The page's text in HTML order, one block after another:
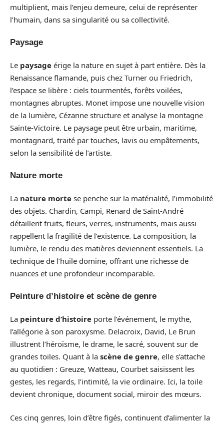
multiplient, mais l’enjeu demeure, celui de représenter
l’humain, dans sa singularité ou sa collectivité.
Paysage
Le paysage érige la nature en sujet à part entière. Dès la
Renaissance flamande, puis chez Turner ou Friedrich,
l’espace se libère : ciels tourmentés, forêts voilées,
montagnes abruptes. Monet impose une nouvelle vision
de la lumière, Cézanne structure et analyse la montagne
Sainte-Victoire. Le paysage peut être urbain, maritime,
montagnard, traité par touches, lavis ou empâtements,
selon la sensibilité de l’artiste.
Nature morte
La nature morte se penche sur la matérialité, l’immobilité
des objets. Chardin, Campi, Renard de Saint-André
détaillent fruits, fleurs, verres, instruments, mais aussi
rappellent la fragilité de l’existence. La composition, la
lumière, le rendu des matières deviennent essentiels. La
technique de l’huile domine, offrant une richesse de
nuances et une profondeur incomparable.
Peinture d’histoire et scène de genre
La peinture d’histoire porte l’événement, le mythe,
l’allégorie à son paroxysme. Delacroix, David, Le Brun
illustrent l’héroïsme, le drame, le sacré, souvent sur de
grandes toiles. Quant à la scène de genre, elle s’attache
au quotidien : Greuze, Watteau, Courbet saisissent les
gestes, les regards, l’intimité, la vie ordinaire. Ici, la toile
devient chronique, document social, miroir des mœurs.
Ces cinq genres, loin d’être figés, continuent d’alimenter la